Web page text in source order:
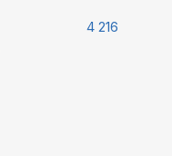
4 216